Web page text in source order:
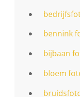
bennink
bijbaan
bloem